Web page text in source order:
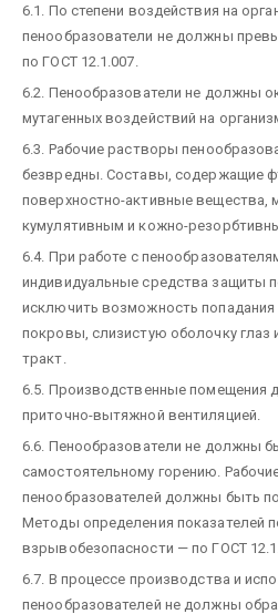
6.1. По степени воздействия на
пенообразователи не должны
по ГОСТ 12.1.007.
6.2. Пенообразователи не должны
мутагенных воздействий на
6.3. Рабочие растворы
безвредны. Составы, содержащие
поверхностно-активные вещества,
кумулятивным и кожно-
6.4. При работе с
индивидуальные средства защиты
исключить возможность
покровы, слизистую оболочку
тракт.
6.5. Производственные помещения
приточно-вытяжной вентиляцией.
6.6. Пенообразователи не должны
самостоятельному горению.
пенообразователей должны быть
Методы определения показателей
взрывобезопасности — по ГОСТ
6.7. В процессе производства и
пенообразователей не должны